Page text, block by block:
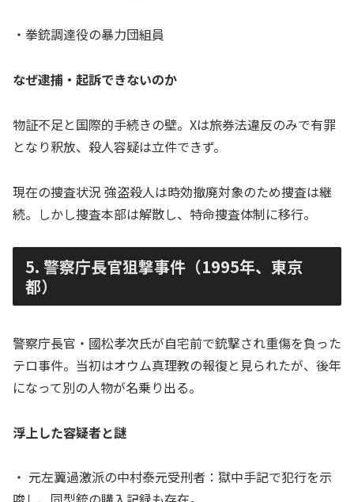
・拳銃調達役の暴力団組員
なぜ逮捕・起訴できないのか
物証不足と国際的手続きの壁。Xは旅券法違反のみで有罪
となり釈放、殺人容疑は立件できず。
現在の捜査状況 強盗殺人は時効撤廃対象のため捜査は継
続。しかし捜査本部は解散し、特命捜査体制に移行。
5. 警察庁長官狙撃事件（1995年、東京
都）
警察庁長官・國松孝次氏が自宅前で銃撃され重傷を負った
テロ事件。当初はオウム真理教の報復と見られたが、後年
になって別の人物が名乗り出る。
浮上した容疑者と謎
・ 元左翼過激派の中村泰元受刑者：獄中手記で犯行を示